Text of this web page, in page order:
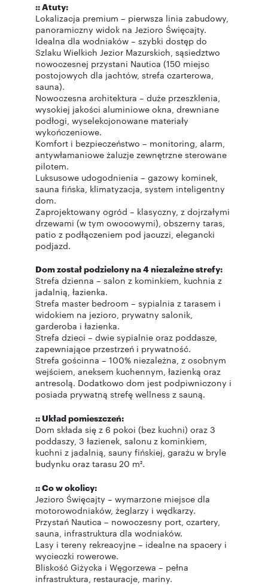
:: Atuty:
Lokalizacja premium – pierwsza linia zabudowy,
panoramiczny widok na Jezioro Święcajty.
Idealna dla wodniaków – szybki dostęp do
Szlaku Wielkich Jezior Mazurskich, sąsiedztwo
nowoczesnej przystani Nautica (150 miejsc
postojowych dla jachtów, strefa czarterowa,
sauna).
Nowoczesna architektura – duże przeszklenia,
wysokiej jakości aluminiowe okna, drewniane
podłogi, wyselekcjonowane materiały
wykończeniowe.
Komfort i bezpieczeństwo – monitoring, alarm,
antywłamaniowe żaluzje zewnętrzne sterowane
pilotem.
Luksusowe udogodnienia – gazowy kominek,
sauna fińska, klimatyzacja, system inteligentny
dom.
Zaprojektowany ogród – klasyczny, z dojrzałymi
drzewami (w tym owocowymi), obszerny taras,
patio z podłączeniem pod jacuzzi, elegancki
podjazd.
Dom został podzielony na 4 niezależne strefy:
Strefa dzienna – salon z kominkiem, kuchnia z
jadalnią, łazienka.
Strefa master bedroom – sypialnia z tarasem i
widokiem na jezioro, prywatny salonik,
garderoba i łazienka.
Strefa dzieci – dwie sypialnie oraz poddasze,
zapewniające przestrzeń i prywatność.
Strefa gościnna – 100% niezależna, z osobnym
wejściem, aneksem kuchennym, łazienką oraz
antresolą. Dodatkowo dom jest podpiwniczony i
posiada prywatną strefę wellness z sauną.
:: Układ pomieszczeń:
Dom składa się z 6 pokoi (bez kuchni) oraz 3
poddaszy, 3 łazienek, salonu z kominkiem,
kuchni z jadalnią, sauny fińskiej, garażu w bryle
budynku oraz tarasu 20 m².
:: Co w okolicy:
Jezioro Święcajty – wymarzone miejsce dla
motorowodniaków, żeglarzy i wędkarzy.
Przystań Nautica – nowoczesny port, czartery,
sauna, infrastruktura dla wodniaków.
Lasy i tereny rekreacyjne – idealne na spacery i
wycieczki rowerowe.
Bliskość Giżycka i Węgorzewa – pełna
infrastruktura, restauracje, mariny.